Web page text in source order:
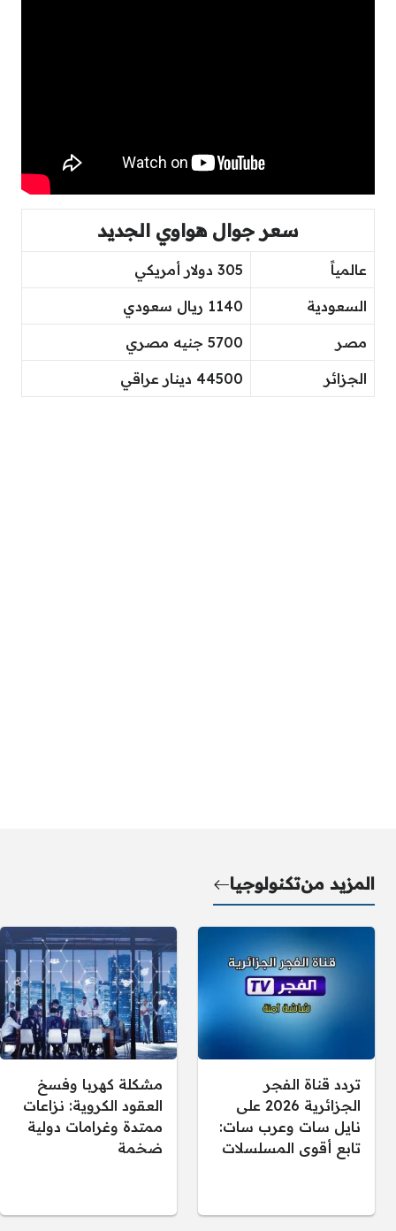
سعر جوال هواوي الجديد
عالمياً 305 دولار أمريكي
السعودية 1140 ريال سعودي
مصر 5700 جنيه مصري
الجزائر 44500 دينار عراقي
المزيد منتكنولوجيا
تردد قناة الفجر
الجزائرية 2026 على
نايل سات وعرب سات:
تابع أقوى المسلسلات
مشكلة كهربا وفسخ
العقود الكروية: نزاعات
ممتدة وغرامات دولية
ضخمة